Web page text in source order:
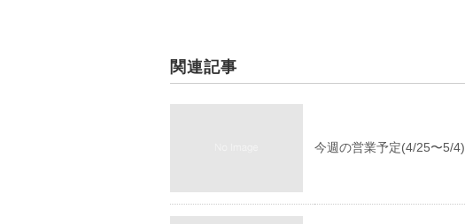
関連記事
今週の営業予定(4/25〜5/4)